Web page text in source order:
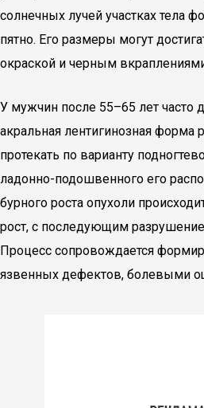
солнечных лучей участках тела
пятно. Его размеры могут
окраской и черным
У мужчин после 55–65 лет часто
акральная лентигинозная
протекать по варианту
ладонно-подошвенного его
бурного роста опухоли
рост, с последующим
Процесс сопровождается
язвенных дефектов, болевыми